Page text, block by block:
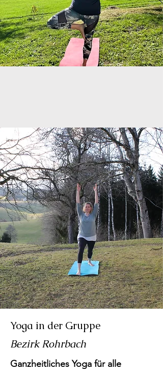
Yoga in der Gruppe
Bezirk Rohrbach
Ganzheitliches Yoga für alle